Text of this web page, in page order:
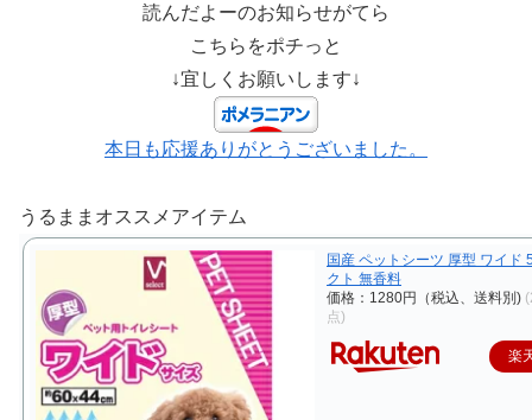
読んだよーのお知らせがてら
こちらをポチっと
↓宜しくお願いします↓
本日も応援ありがとうございました。
うるままオススメアイテム
国産 ペットシーツ 厚型 ワイド
クト 無香料
価格：1280円（税込、送料別)
点)
楽